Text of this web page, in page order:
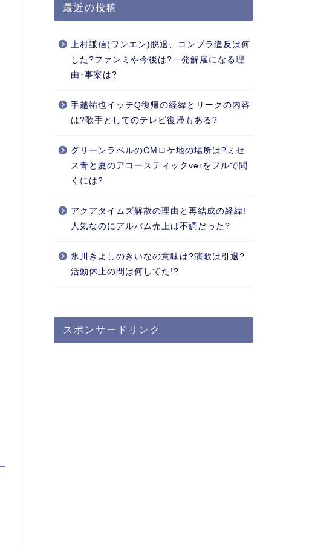
最近の投稿
上村謙信(ワンエン)脱退、コンプラ違反は何
した?ファンミや今後は?一発解雇になる理
由･事案は?
手越祐也イッテQ復帰の経緯とリークの内容
は?歌手としてのテレビ復帰もある?
グリーンラベルのCMロケ地の場所は?ミセ
ス青と夏のアコースティックverをフルで聞
くには?
アクアタイムズ解散の理由と再結成の経緯!
人気なのにアルバム売上は不調だった?
氷川きよしのきいなの意味は?演歌は引退?
活動休止の間は何してた!?
スポンサードリンク